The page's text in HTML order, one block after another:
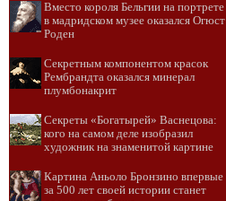
Вместо короля Бельгии на портрете
в мадридском музее оказался Огюст
Роден
Секретным компонентом красок
Рембрандта оказался минерал
плумбонакрит
Секреты «Богатырей» Васнецова:
кого на самом деле изобразил
художник на знаменитой картине
Картина Аньоло Бронзино впервые
за 500 лет своей истории станет